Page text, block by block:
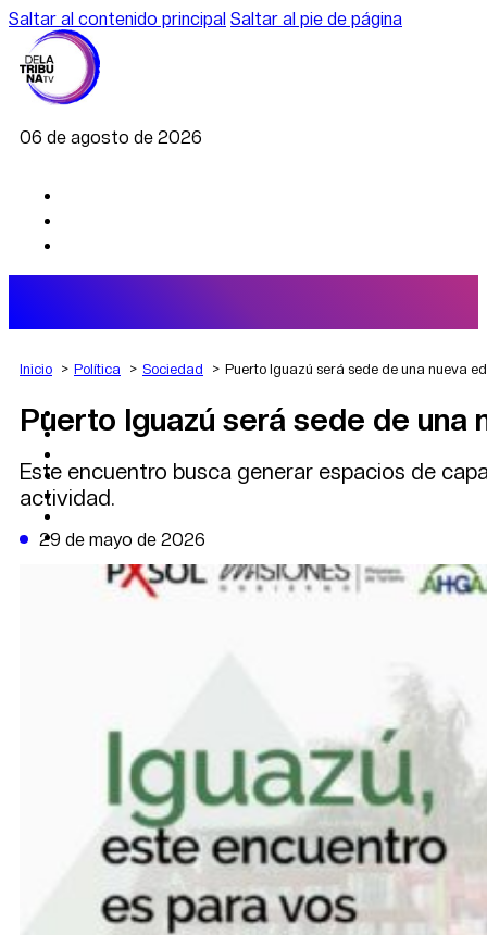
Saltar al contenido principal Saltar al pie de página
06 de agosto de 2026
AGRO
DEPORTES
POLÍTICA
CAMBIO CLIMÁTICO
DE LA TRIBUNA TV
Inicio Política Sociedad Puerto Iguazú será sede de una nueva
Puerto Iguazú será sede de
Este encuentro busca generar espacios de
actividad.
29 de mayo de 2026